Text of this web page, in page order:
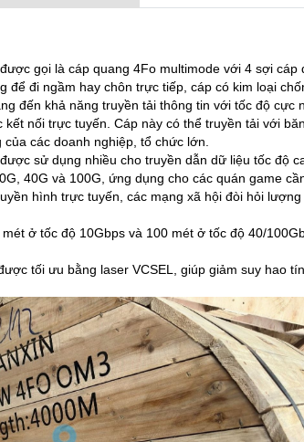
gọi là cáp quang 4Fo multimode với 4 sợi
đi ngầm hay chôn trực tiếp, cáp có kim loại
đến khả năng truyền tải thông tin với tốc độ cực
nối trực tuyến. Cáp này có thể truyền tải với
các doanh nghiệp, tổ chức lớn.
sử dụng nhiều cho truyền dẫn dữ liệu tốc độ
40G và 100G, ứng dụng cho các quán game
hình trực tuyến, các mạng xã hội đòi hỏi
ở tốc độ 10Gbps và 100 mét ở tốc độ 40/
tối ưu bằng laser VCSEL, giúp giảm suy hao